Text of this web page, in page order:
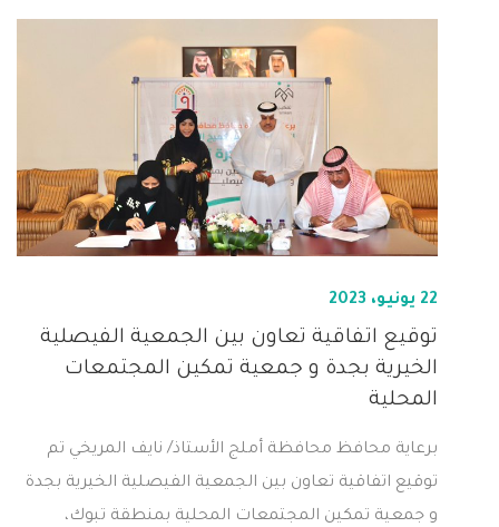
22 يونيو، 2023
توقيع اتفاقية تعاون بين الجمعية الفيصلية
الخيرية بجدة و جمعية تمكين المجتمعات
المحلية
برعاية محافظ محافظة أملج الأستاذ/ نايف المريخي تم
توقيع اتفاقية تعاون بين الجمعية الفيصلية الخيرية بجدة
و جمعية تمكين المجتمعات المحلية بمنطقة تبوك،